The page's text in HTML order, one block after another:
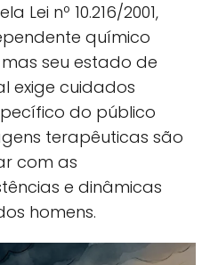
Lei nº 10.216/2001,
químico
seu estado de
exige cuidados
do público
terapêuticas são
com as
e dinâmicas
homens.